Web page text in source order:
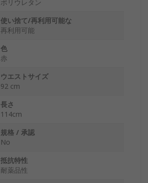
ポリウレタン
使い捨て/再利用可能な
再利用可能
色
赤
ウエストサイズ
92 cm
長さ
114cm
規格 / 承認
No
抵抗特性
耐薬品性